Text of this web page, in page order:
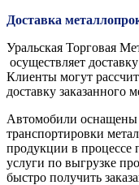
Доставка
Уральская Торговая
осуществляет
Клиенты могут
доставку заказанного
Автомобили
транспортировки
продукции в процессе
услуги по выгрузке
быстро получить